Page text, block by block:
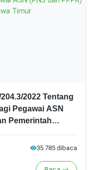
2022 Tentang
Pegawai ASN
Pemerintah
35.785 dibaca